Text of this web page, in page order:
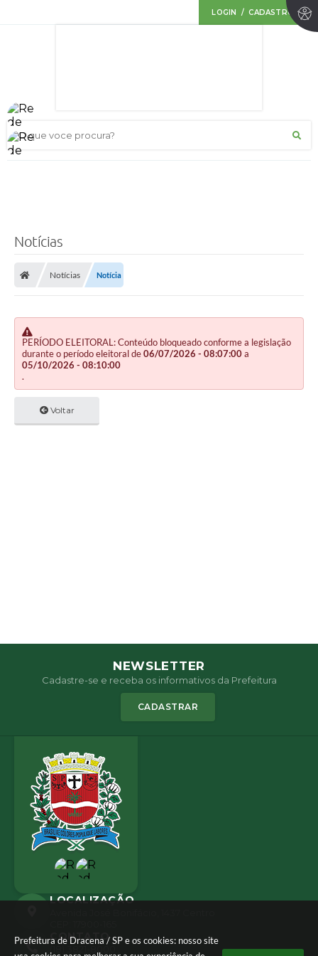
Prefeitura de Dracena / SP e os cookies: nosso site
LOGIN / CADASTRO
O que voce procura?
Notícias
Notícias Notícia
PERÍODO ELEITORAL: Conteúdo bloqueado conforme a legislação
durante o período eleitoral de06/07/2026 - 08:07:00a
05/10/2026 - 08:10:00
.
Voltar
NEWSLETTER
Cadastre-se e receba os informativos da Prefeitura
CADASTRAR
LOCALIZAÇÃO
CONTATO